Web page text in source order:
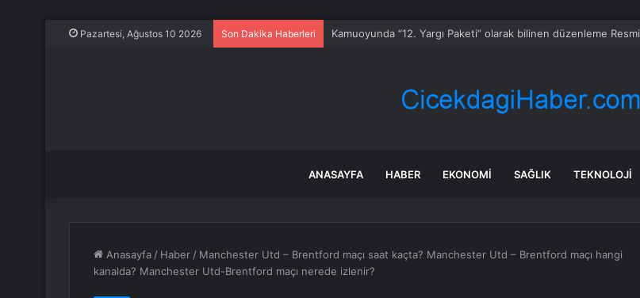
Pazartesi, Ağustos 10 2026 Son Dakika Haberleri Özgür Özel’in de adı geçiyordu! Kılıçdaroğlu ihraç
ANASAYFA HABER EKONOMI SAĞLIK TEKNOLOJI
Anasayfa / Haber / Manchester Utd – Brentford maçı saat kaçta? Manchester Utd – Brentford maçı hangi
kanalda? Manchester Utd-Brentford maçı nerede izlenir?